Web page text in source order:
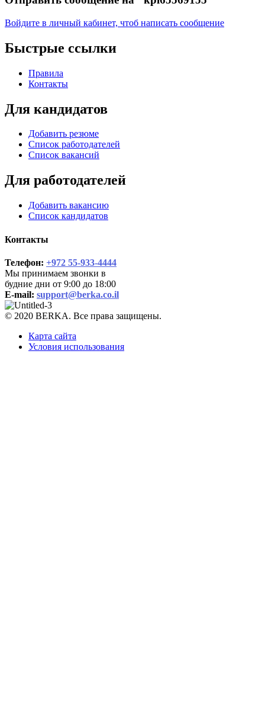
Войдите в личный кабинет, чтоб написать сообщение
Быстрые ссылки
Правила
Контакты
Для кандидатов
Добавить резюме
Список работодателей
Список вакансий
Для работодателей
Добавить вакансию
Список кандидатов
Контакты
Телефон: +972 55-933-4444
Мы принимаем звонки в
будние дни от 9:00 до 18:00
E-mail: support@berka.co.il
© 2020 BERKA. Все права защищены.
Карта сайта
Условия использования